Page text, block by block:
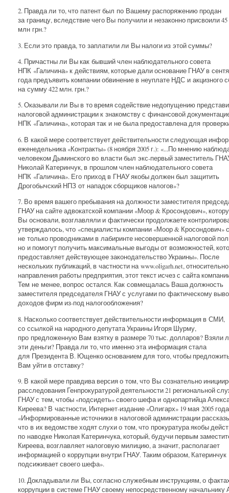
2. Правда ли то, что патент был по Вашему распоряжению продан
за границу, вследствие чего Вы получили и незаконно присвоили 45
млн грн.?
3. Если это правда, то заплатили ли Вы налоги из этой суммы?
4. Причастны ли Вы как бывший член наблюдательного совета
НПК «Галичина» к действиям, которые дали основание ГНАУ в
года предъявить компании обвинение в неуплате НДС и акцизного
на сумму 422 млн. грн.?
5. Оказывали ли Вы в то время содействие недопущению
налоговой администрации к знакомству с финансовой
НПК «Галичина», которая так и не была предоставлена для
6. В какой мере соответствует действительности следующая
еженедельника «Контракты» (8 ноября 2005 г.): «...По мнению
человеком Дыминского во власти был экс-первый заместитель
Николай Катеринчук, в прошлом член наблюдательного совета
НПК «Галичина». Его приход в ГНАУ якобы должен был защитить
Дрогобычский НПЗ от нападок сборщиков налогов»?
7. Во время вашего пребывания на должности заместителя
ГНАУ на сайте адвокатской компании «Моор & Кросондович»,
Вы основали, возглавляли и фактически продолжаете
утверждалось, что «специалисты компании «Моор & Кросондович»
не только проводниками в лабиринте несовершенной налоговой
но и помогут получить максимальные выгоды от возможностей,
предоставляет действующее законодательство Украины». После
нескольких публикаций, в частности на www.olіgarh.net,
направления работы предприятия, этот текст исчез с сайта
Тем не менее, вопрос остался. Как совмещалась Ваша должность
заместителя председателя ГНАУ с услугами по фактическому
доходов фирм из-под налогообложения?
8. Насколько соответствует действительности информация в СМИ,
со ссылкой на народного депутата Украины Игоря Шурму,
про предложенную Вам взятку в размере 70 тыс. долларов? Взяли
эти деньги? Правда ли то, что именно эта информация стала
для Президента В. Ющенко основанием для того, чтобы
Вам уйти в отставку?
9. В какой мере правдива версия о том, что Вы сознательно
расследования Генпрокуратурой деятельности 21 региональной
ГНАУ с тем, чтобы «подсидеть» своего шефа и однопартийца
Киреева? В частности, Интернет-издание «Олигарх» 19 мая 2005
«Информированные источники в налоговой администрации
что в их ведомстве ходят слухи о том, что прокуратура якобы
по наводке Николая Катеринчука, который, будучи первым
Киреева, возглавляет налоговую милицию, а значит, располагает
информацией о коррупции внутри ГНАУ. Таким образом, Катеринчук
подсиживает своего шефа».
10. Докладывали ли Вы, согласно служебным инструкциям, о
коррупции в системе ГНАУ своему непосредственному начальнику